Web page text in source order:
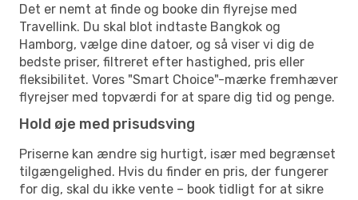
Det er nemt at finde og booke din flyrejse med
Travellink. Du skal blot indtaste Bangkok og
Hamborg, vælge dine datoer, og så viser vi dig de
bedste priser, filtreret efter hastighed, pris eller
fleksibilitet. Vores "Smart Choice"-mærke fremhæver
flyrejser med topværdi for at spare dig tid og penge.
Hold øje med prisudsving
Priserne kan ændre sig hurtigt, især med begrænset
tilgængelighed. Hvis du finder en pris, der fungerer
for dig, skal du ikke vente – book tidligt for at sikre